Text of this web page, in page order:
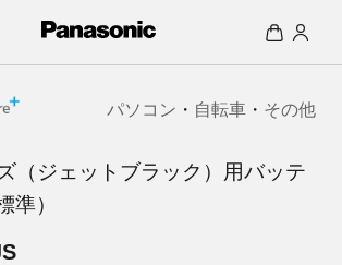
パソコン ・ 自転車 ・ その他
（ジェットブラック）用バッテ
準）